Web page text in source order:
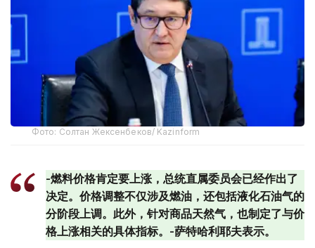
Фото: Солтан Жексенбеков/ Kazinform
-燃料价格肯定要上涨，总统直属委员会已经作出了
决定。价格调整不仅涉及燃油，还包括液化石油气的
分阶段上调。此外，针对商品天然气，也制定了与价
格上涨相关的具体指标。-萨特哈利耶夫表示。